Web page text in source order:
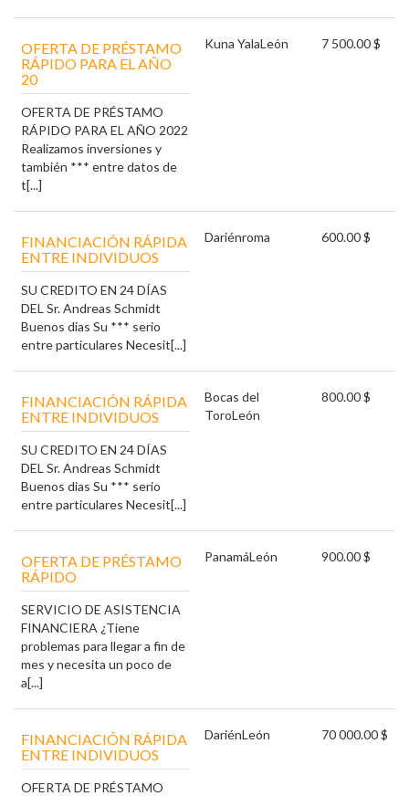
OFERTA DE PRÉSTAMO
RÁPIDO PARA EL AÑO
20
OFERTA DE PRÉSTAMO
RÁPIDO PARA EL AÑO 2022
Realizamos inversiones y
también *** entre datos de
t[...]
Kuna YalaLeón 7 500.00 $
FINANCIACIÓN RÁPIDA
ENTRE INDIVIDUOS
SU CREDITO EN 24 DÍAS
DEL Sr. Andreas Schmidt
Buenos dias Su *** serio
entre particulares Necesit[...]
Dariénroma 600.00 $
FINANCIACIÓN RÁPIDA
ENTRE INDIVIDUOS
SU CREDITO EN 24 DÍAS
DEL Sr. Andreas Schmidt
Buenos dias Su *** serio
entre particulares Necesit[...]
Bocas del
ToroLeón
800.00 $
OFERTA DE PRÉSTAMO
RÁPIDO
SERVICIO DE ASISTENCIA
FINANCIERA ¿Tiene
problemas para llegar a fin de
mes y necesita un poco de
a[...]
PanamáLeón 900.00 $
FINANCIACIÓN RÁPIDA
ENTRE INDIVIDUOS
OFERTA DE PRÉSTAMO
DariénLeón 70 000.00 $